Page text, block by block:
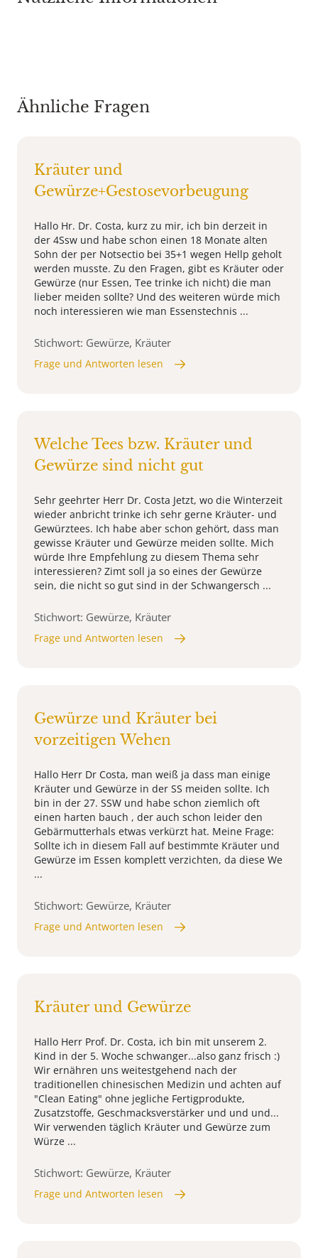
Ähnliche Fragen
Kräuter und
Gewürze+Gestosevorbeugung
Hallo Hr. Dr. Costa, kurz zu mir, ich bin derzeit in
der 4Ssw und habe schon einen 18 Monate alten
Sohn der per Notsectio bei 35+1 wegen Hellp geholt
werden musste. Zu den Fragen, gibt es Kräuter oder
Gewürze (nur Essen, Tee trinke ich nicht) die man
lieber meiden sollte? Und des weiteren würde mich
noch interessieren wie man Essenstechnis ...
Stichwort: Gewürze, Kräuter
Frage und Antworten lesen
Welche Tees bzw. Kräuter und
Gewürze sind nicht gut
Sehr geehrter Herr Dr. Costa Jetzt, wo die Winterzeit
wieder anbricht trinke ich sehr gerne Kräuter- und
Gewürztees. Ich habe aber schon gehört, dass man
gewisse Kräuter und Gewürze meiden sollte. Mich
würde Ihre Empfehlung zu diesem Thema sehr
interessieren? Zimt soll ja so eines der Gewürze
sein, die nicht so gut sind in der Schwangersch ...
Stichwort: Gewürze, Kräuter
Frage und Antworten lesen
Gewürze und Kräuter bei
vorzeitigen Wehen
Hallo Herr Dr Costa, man weiß ja dass man einige
Kräuter und Gewürze in der SS meiden sollte. Ich
bin in der 27. SSW und habe schon ziemlich oft
einen harten bauch , der auch schon leider den
Gebärmutterhals etwas verkürzt hat. Meine Frage:
Sollte ich in diesem Fall auf bestimmte Kräuter und
Gewürze im Essen komplett verzichten, da diese We
...
Stichwort: Gewürze, Kräuter
Frage und Antworten lesen
Kräuter und Gewürze
Hallo Herr Prof. Dr. Costa, ich bin mit unserem 2.
Kind in der 5. Woche schwanger...also ganz frisch :)
Wir ernähren uns weitestgehend nach der
traditionellen chinesischen Medizin und achten auf
"Clean Eating" ohne jegliche Fertigprodukte,
Zusatzstoffe, Geschmacksverstärker und und und...
Wir verwenden täglich Kräuter und Gewürze zum
Würze ...
Stichwort: Gewürze, Kräuter
Frage und Antworten lesen